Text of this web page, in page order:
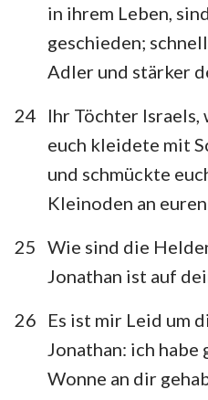
in ihrem Leben,
geschieden;
Adler und stärker
24
Ihr Töchter Israels,
euch kleidete mit
und schmückte
Kleinoden an
25 Wie sind die
Jonathan ist auf
26
Es ist mir Leid um
Jonathan: ich
Wonne an dir